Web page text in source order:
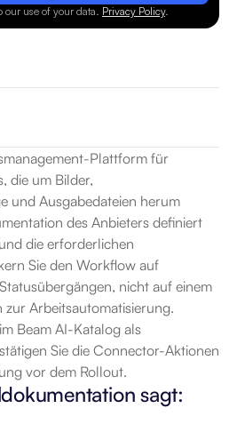
our use of your data. Privacy Policy.
Plattform für
die um Bilder,
und Ausgabedateien herum
des Anbieters definiert
die erforderlichen
Sie den Workflow auf
nicht auf einem
Arbeitsautomatisierung.
Beam AI-Katalog als
Sie die Connector-Aktionen
vor dem Rollout.
sagt: